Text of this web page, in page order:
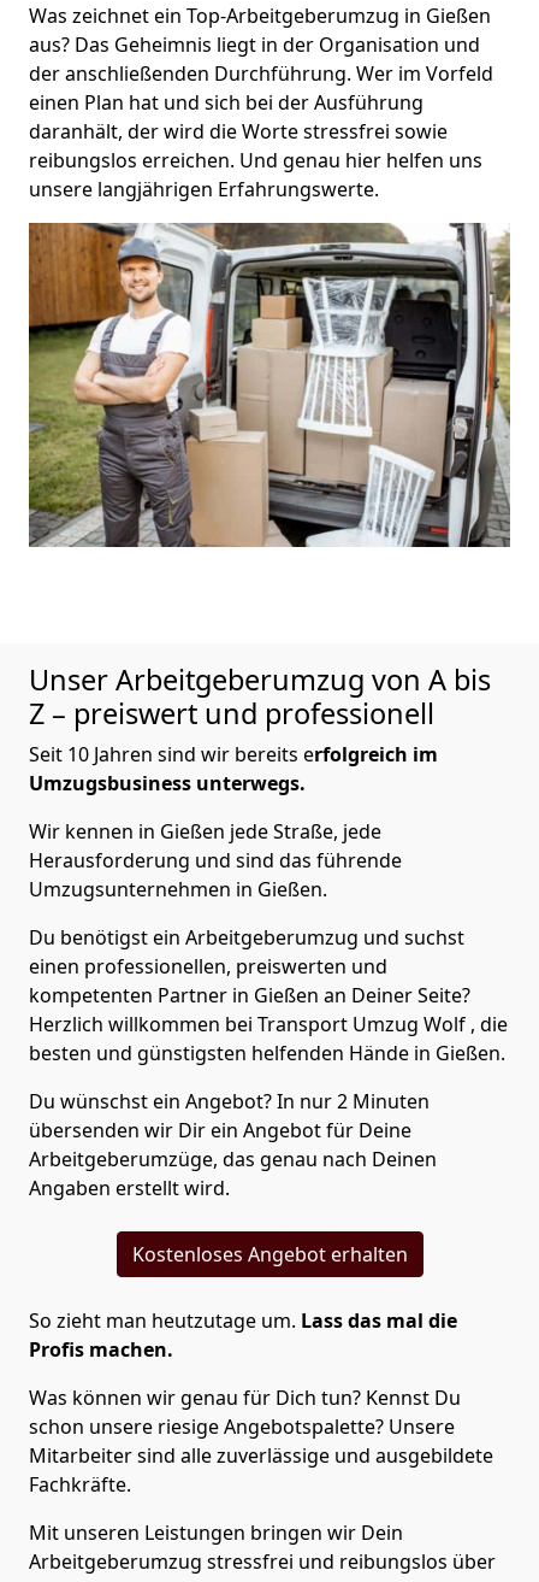
Was zeichnet ein Top-Arbeitgeberumzug in Gießen
aus? Das Geheimnis liegt in der Organisation und
der anschließenden Durchführung. Wer im Vorfeld
einen Plan hat und sich bei der Ausführung
daranhält, der wird die Worte stressfrei sowie
reibungslos erreichen. Und genau hier helfen uns
unsere langjährigen Erfahrungswerte.
Unser Arbeitgeberumzug von A bis
Z – preiswert und professionell
Seit 10 Jahren sind wir bereits erfolgreich im
Umzugsbusiness unterwegs.
Wir kennen in Gießen jede Straße, jede
Herausforderung und sind das führende
Umzugsunternehmen in Gießen.
Du benötigst ein Arbeitgeberumzug und suchst
einen professionellen, preiswerten und
kompetenten Partner in Gießen an Deiner Seite?
Herzlich willkommen bei Transport Umzug Wolf , die
besten und günstigsten helfenden Hände in Gießen.
Du wünschst ein Angebot? In nur 2 Minuten
übersenden wir Dir ein Angebot für Deine
Arbeitgeberumzüge, das genau nach Deinen
Angaben erstellt wird.
Kostenloses Angebot erhalten
So zieht man heutzutage um. Lass das mal die
Profis machen.
Was können wir genau für Dich tun? Kennst Du
schon unsere riesige Angebotspalette? Unsere
Mitarbeiter sind alle zuverlässige und ausgebildete
Fachkräfte.
Mit unseren Leistungen bringen wir Dein
Arbeitgeberumzug stressfrei und reibungslos über